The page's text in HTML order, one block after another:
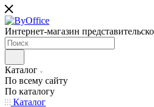
Интернет-магазин
Каталог
По всему сайту
По каталогу
Каталог